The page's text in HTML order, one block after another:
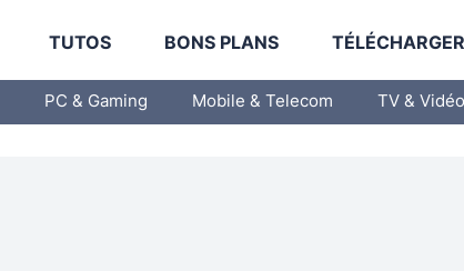
TUTOS BONS PLANS
PC & Gaming Mobile & Telecom TV & Vidéo